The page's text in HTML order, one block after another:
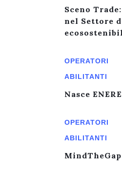
Sceno
nel Settore
OPERATORI
ABILITANTI
Nasce
OPERATORI
ABILITANTI
MindTheGap